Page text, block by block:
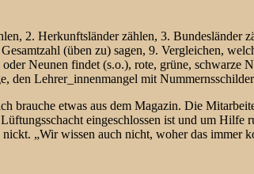
2. Herkunftsländer zählen, 3. Bundesländer
(üben zu) sagen, 9. Vergleichen,
Neunen findet (s.o.), rote, grüne, schwarze
den Lehrer_innenmangel mit
etwas aus dem Magazin. Die
eingeschlossen ist und um Hilfe
„Wir wissen auch nicht, woher das